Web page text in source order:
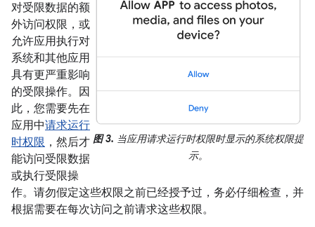
图 3. 当应用请求运行时权限时显示的系统权限提
示。
对受限数据的额
外访问权限，或
允许应用执行对
系统和其他应用
具有更严重影响
的受限操作。因
此，您需要先在
应用中请求运行
时权限 ，然后才
能访问受限数据
或执行受限操
作。请勿假定这些权限之前已经授予过，务必仔细检查，并
根据需要在每次访问之前请求这些权限。